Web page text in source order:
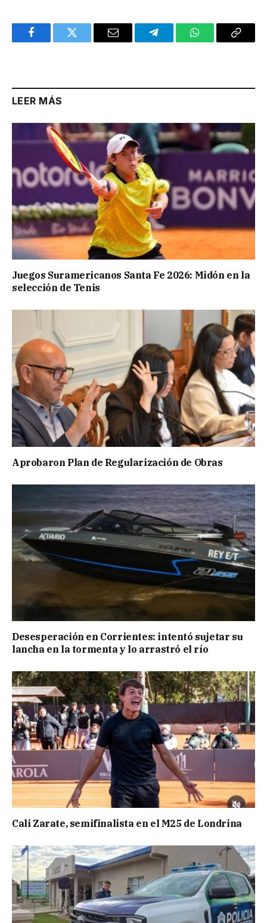
FacebookTwitter Email TelegramWhatsAppCopy
LEER MÁS
Juegos Suramericanos Santa Fe 2026: Midón en la
selección de Tenis
Aprobaron Plan de Regularización de Obras
Desesperación en Corrientes: intentó sujetar su
lancha en la tormenta y lo arrastró el río
Cali Zarate, semifinalista en el M25 de Londrina